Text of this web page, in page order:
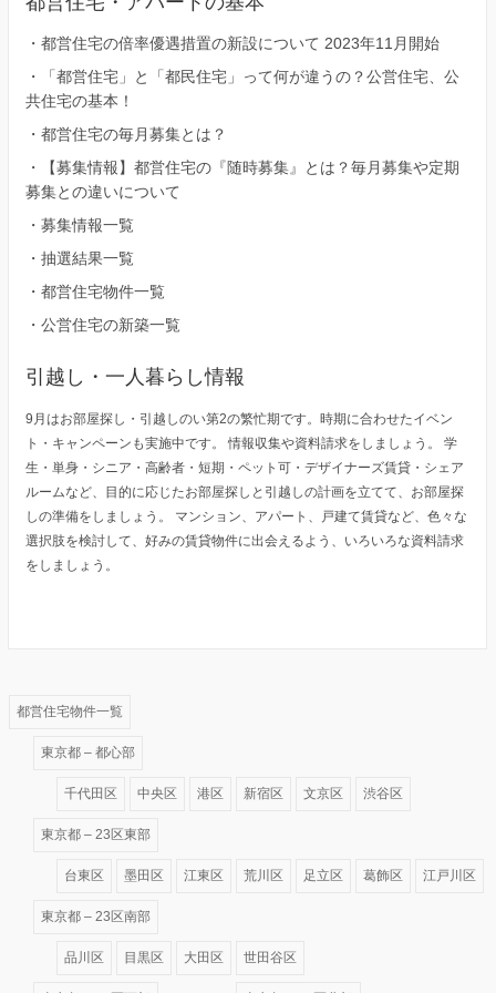
・ 都営住宅の倍率優遇措置の新設について 2023年11月開始
・
「都営住宅」と「都民住宅」って何が違うの？公営住宅、公
共住宅の基本！
・ 都営住宅の毎月募集とは？
・
【募集情報】都営住宅の『随時募集』とは？毎月募集や定期
募集との違いについて
・ 募集情報一覧
・ 抽選結果一覧
・ 都営住宅物件一覧
・ 公営住宅の新築一覧
引越し・一人暮らし情報
9月はお部屋探し・引越しのい第2の繁忙期です。時期に合わせたイベン
ト・キャンペーンも実施中です。 情報収集や資料請求をしましょう。 学
生・単身・シニア・高齢者・短期・ペット可・デザイナーズ賃貸・シェア
ルームなど、目的に応じたお部屋探しと引越しの計画を立てて、お部屋探
しの準備をしましょう。 マンション、アパート、戸建て賃貸など、色々な
選択肢を検討して、好みの賃貸物件に出会えるよう、いろいろな資料請求
をしましょう。
都営住宅物件一覧
東京都 – 都心部
千代田区 中央区 港区 新宿区 文京区 渋谷区
東京都 – 23区東部
台東区 墨田区 江東区 荒川区 足立区 葛飾区 江戸川区
東京都 – 23区南部
品川区 目黒区 大田区 世田谷区